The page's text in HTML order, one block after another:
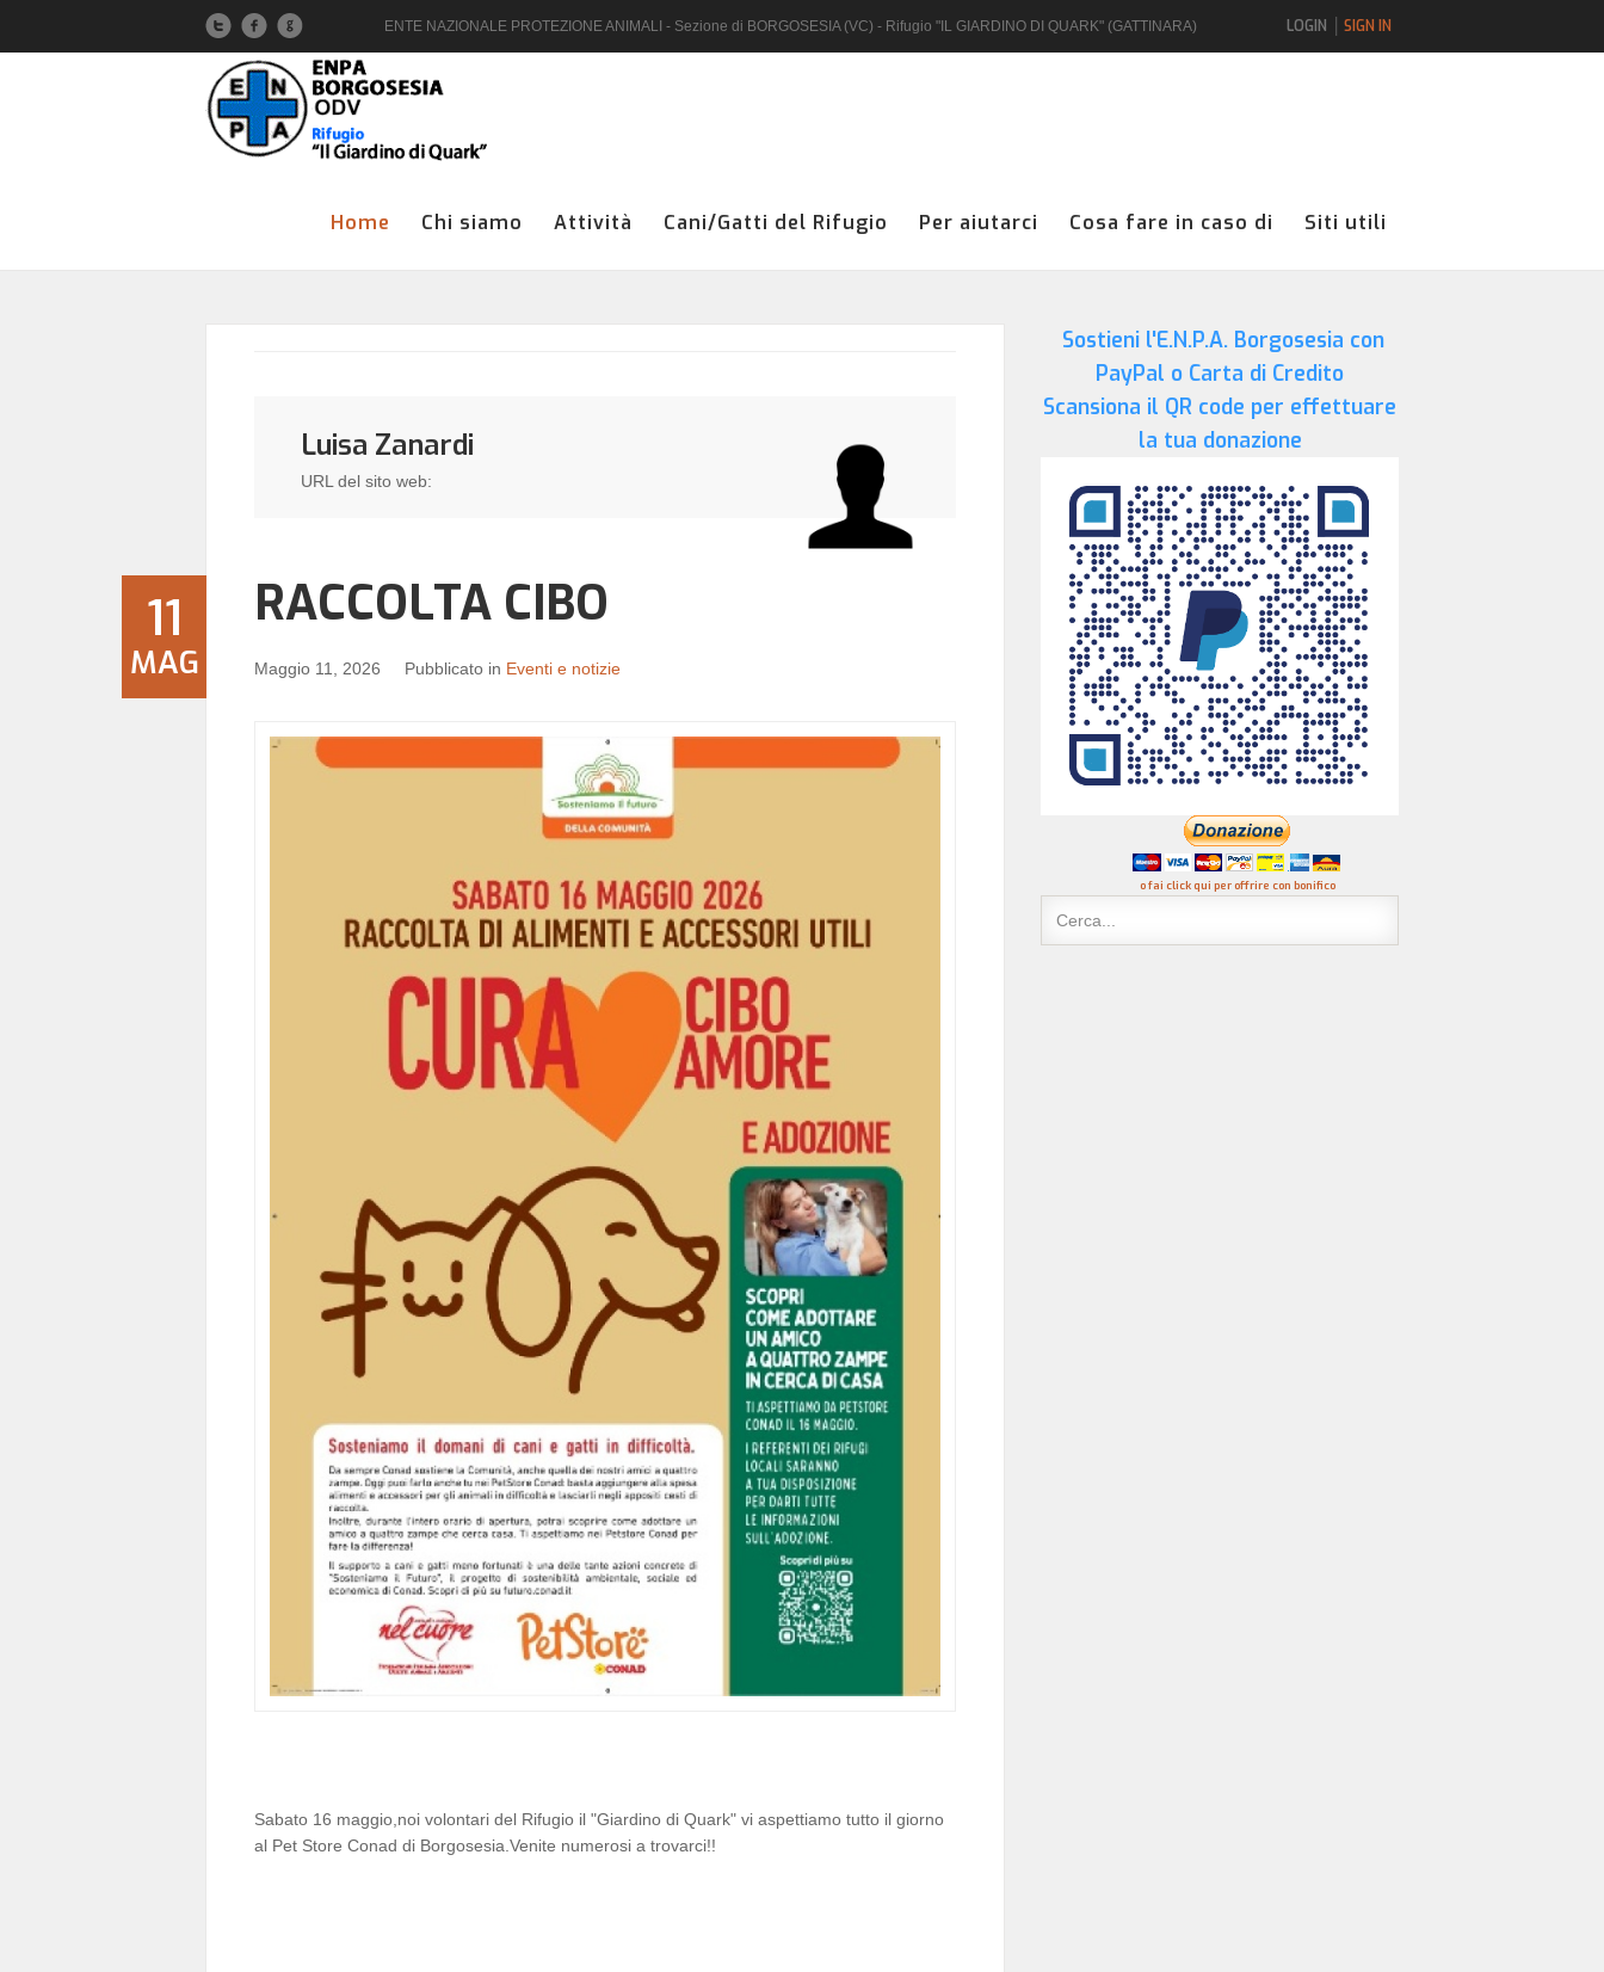
ENTE NAZIONALE PROTEZIONE ANIMALI - Sezione di BORGOSESIA (VC) - Rifugio "IL GIARDINO DI QUARK" (GATTINARA) LOGIN SIGN IN
Home Chi siamo Attività Cani/Gatti del Rifugio Per aiutarci Cosa fare in caso di Siti utili
Luisa Zanardi
URL del sito web:
11
MAG
RACCOLTA CIBO
Maggio 11, 2026 Pubblicato in Eventi e notizie
Sabato 16 maggio,noi volontari del Rifugio il "Giardino di Quark" vi aspettiamo tutto il giorno
al Pet Store Conad di Borgosesia.Venite numerosi a trovarci!!
Sostieni l'E.N.P.A. Borgosesia con
PayPal o Carta di Credito
Scansiona il QR code per effettuare
la tua donazione
o fai click qui per offrire con bonifico
Password